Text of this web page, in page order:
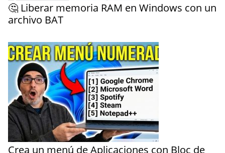
🤔 Liberar memoria RAM en Windows con un
archivo BAT
Crea un menú de Aplicaciones con Bloc de